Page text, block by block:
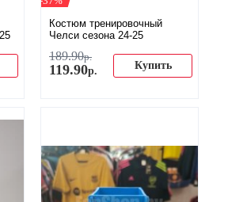
Костюм тренировочный
Челси сезона 24-25
189.90р.
119.90р. Купить